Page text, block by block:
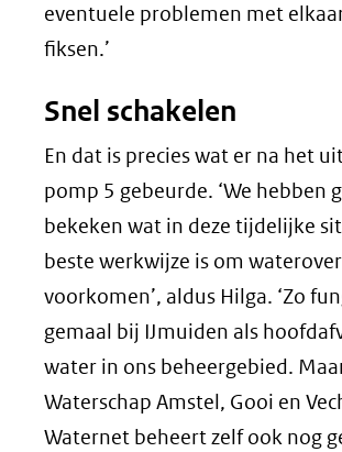
eventuele problemen met
fiksen.’
Snel schakelen
En dat is precies wat er na het
pomp 5 gebeurde. ‘We hebben
bekeken wat in deze tijdelijke
beste werkwijze is om
voorkomen’, aldus Hilga. ‘Zo
gemaal bij IJmuiden als
water in ons beheergebied.
Waterschap Amstel, Gooi en
Waternet beheert zelf ook nog